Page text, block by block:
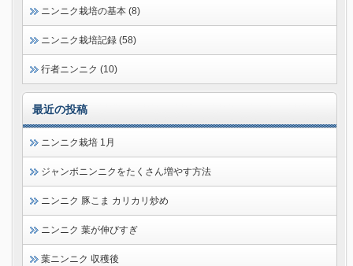
ニンニク栽培の基本 (8)
ニンニク栽培記録 (58)
行者ニンニク (10)
最近の投稿
ニンニク栽培 1月
ジャンボニンニクをたくさん増やす方法
ニンニク 豚こま カリカリ炒め
ニンニク 葉が伸びすぎ
葉ニンニク 収穫後